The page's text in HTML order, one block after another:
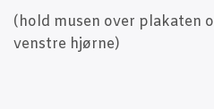
(hold musen over pla­ka­ten
ven­stre hjørne)